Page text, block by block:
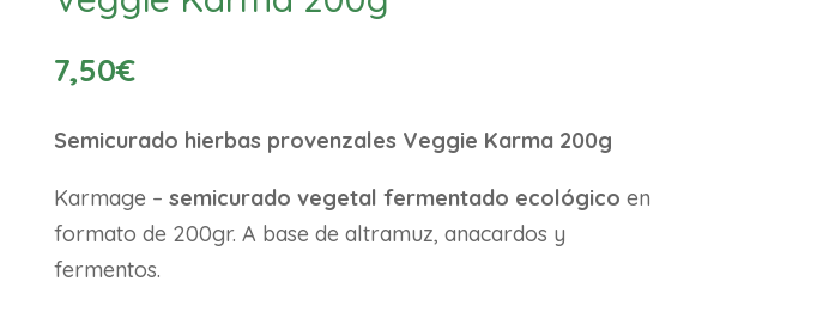
7,50€
Semicurado hierbas provenzales Veggie Karma 200g
Karmage – semicurado vegetal fermentado ecológico en
formato de 200gr. A base de altramuz, anacardos y
fermentos.